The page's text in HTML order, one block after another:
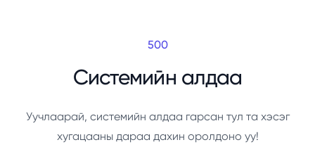
500
Системийн алдаа
Уучлаарай, системийн алдаа гарсан тул та хэсэг
хугацааны дараа дахин оролдоно уу!